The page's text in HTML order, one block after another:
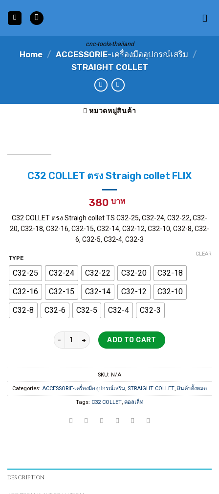
content
cnc-tools-thailand
Home / ACCESSORIE-เครื่องมืออุปกรณ์เสริม /
STRAIGHT COLLET
หมวดหมู่สินค้า
C32 COLLET ตรง Straigh collet FLIX
380
C32 COLLET ตรง Straigh collet TS C32-25, C32-24, C32-22, C32-
20, C32-18, C32-16, C32-15, C32-14, C32-12, C32-10, C32-8, C32-
6, C32-5, C32-4, C32-3
TYPE
C32-25 C32-24 C32-22 C32-20
C32-18
C32-16
C32-15 C32-14 C32-12
C32-10
C32-8
C32-6 C32-5 C32-4 C32-3
CLEAR
C32 COLLET ตรง Straigh collet FLIX quantity
ADD TO CART
SKU: N/A
Categories: ACCESSORIE-เครื่องมืออุปกรณ์เสริม, STRAIGHT COLLET,สินค้าทั้งหมด
Tags: C32 COLLET, คอลเล็ท
DESCRIPTION